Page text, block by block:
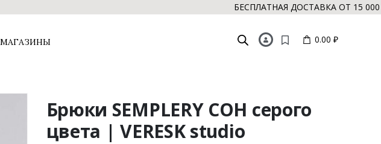
БЕСПЛАТНАЯ ДОСТАВКА ОТ 15 000
МАГАЗИНЫ 0.00 ₽
Брюки SEMPLERY СОН серого
цвета | VERESK studio